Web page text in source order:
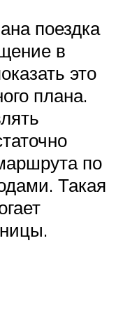
поездка
в
это
плана.
по
Такая